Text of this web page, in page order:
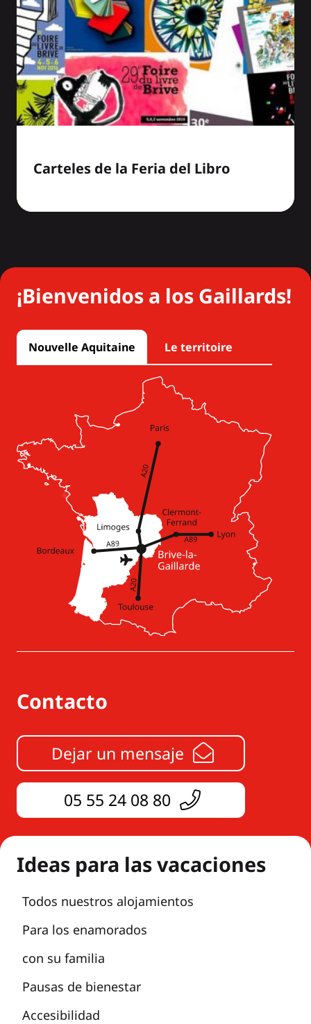
Carteles de la Feria del Libro
¡Bienvenidos a los Gaillards!
Nouvelle Aquitaine Le territoire
Contacto
Dejar un mensaje
05 55 24 08 80
Ideas para las vacaciones
Todos nuestros alojamientos
Para los enamorados
con su familia
Pausas de bienestar
Accesibilidad